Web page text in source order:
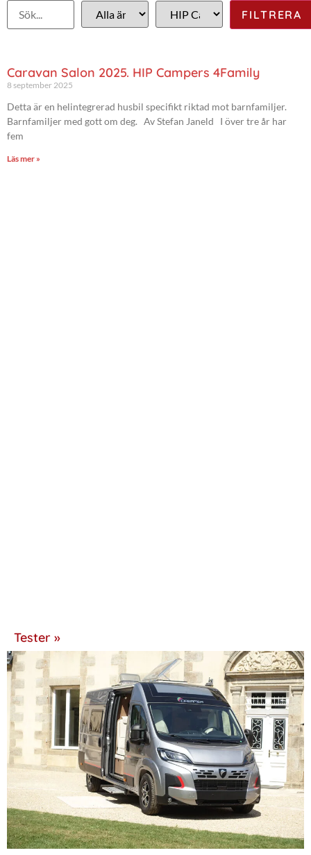
Caravan Salon 2025. HIP Campers 4Family
8 september 2025
Detta är en helintegrerad husbil specifikt riktad mot barnfamiljer.
Barnfamiljer med gott om deg. Av Stefan Janeld I över tre år har
fem
Läs mer »
Tester »